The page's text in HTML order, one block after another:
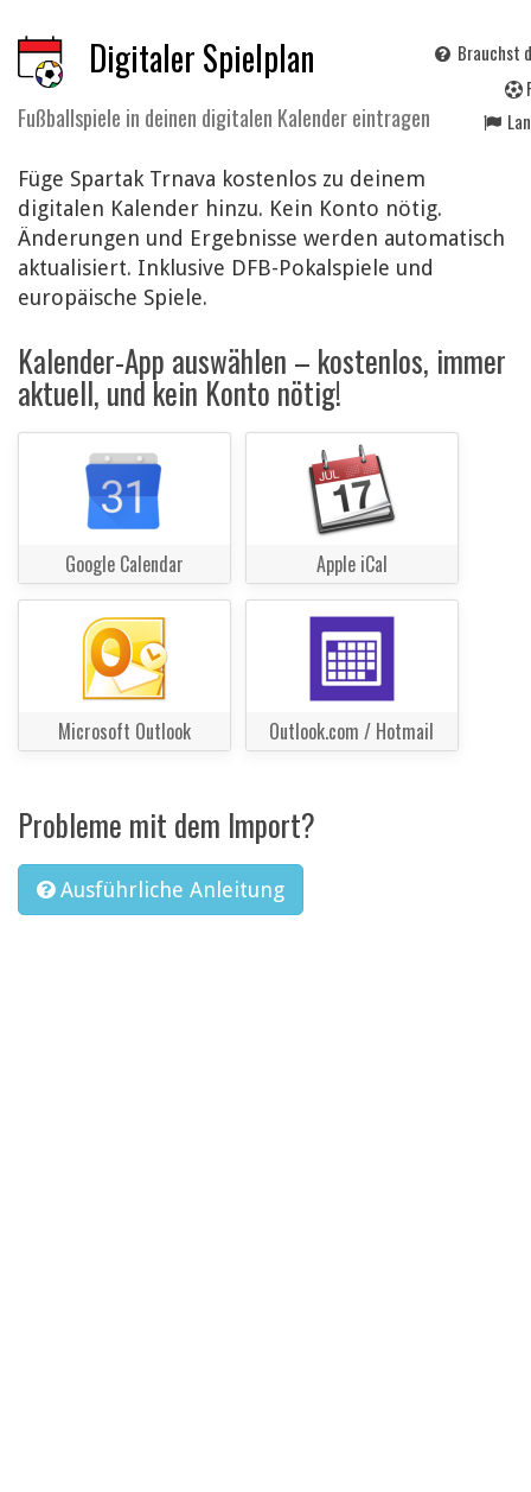
Digitaler Spielplan
Fußballspiele in deinen digitalen Kalender eintragen
Brauchst
Füge Spartak Trnava kostenlos zu deinem
digitalen Kalender hinzu. Kein Konto nötig.
Änderungen und Ergebnisse werden automatisch
aktualisiert. Inklusive DFB-Pokalspiele und
europäische Spiele.
Kalender-App auswählen – kostenlos, immer
aktuell, und kein Konto nötig!
Google Calendar Apple iCal
Microsoft Outlook Outlook.com / Hotmail
Probleme mit dem Import?
Ausführliche Anleitung